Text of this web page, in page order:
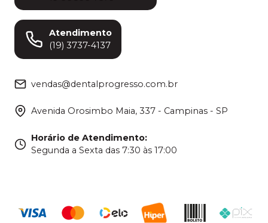
Atendimento
(19) 3737-4137
vendas@dentalprogresso.com.br
Avenida Orosimbo Maia, 337 - Campinas - SP
Horário de Atendimento:
Segunda a Sexta das 7:30 às 17:00